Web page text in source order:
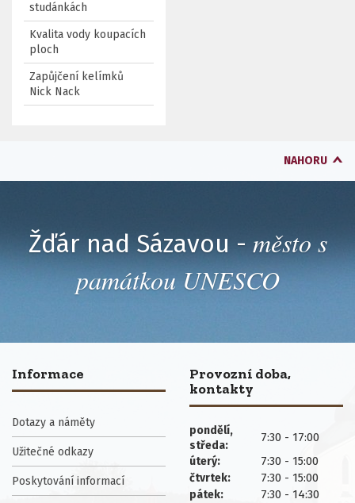
studánkách
Kvalita vody koupacích
ploch
Zapůjčení kelímků
Nick Nack
NAHORU
Žďár nad Sázavou - město s
památkou UNESCO
Informace
Dotazy a náměty
Užitečné odkazy
Poskytování informací
Provozní doba,
kontakty
pondělí,
středa:
7:30 - 17:00
úterý: 7:30 - 15:00
čtvrtek: 7:30 - 15:00
pátek:
7:30 - 14:30